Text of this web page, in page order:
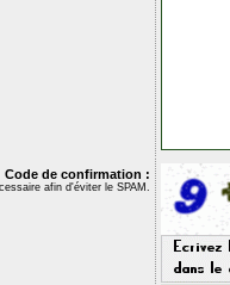
Code de confirmation :
afin d'éviter le SPAM.